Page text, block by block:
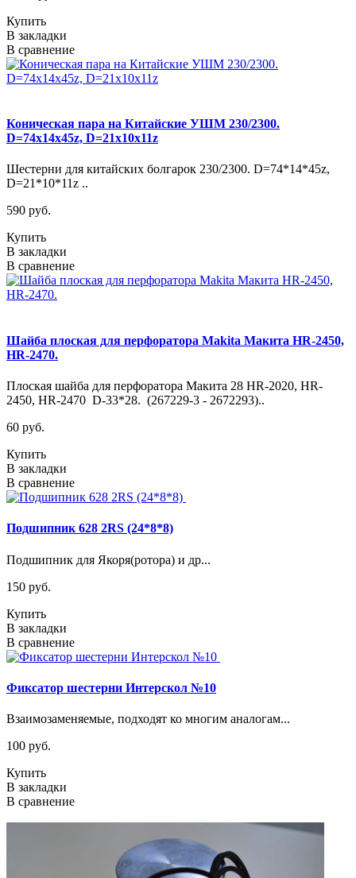
Купить
В закладки
В сравнение
Коническая пара на Китайские УШМ 230/2300.
D=74х14х45z, D=21х10х11z
Шестерни для китайских болгарок 230/2300. D=74*14*45z,
D=21*10*11z ..
590 руб.
Купить
В закладки
В сравнение
Шайба плоская для перфоратора Makita Макита HR-2450,
HR-2470.
Плоская шайба для перфоратора Макита 28 HR-2020, HR-
2450, HR-2470 D-33*28. (267229-3 - 2672293)..
60 руб.
Купить
В закладки
В сравнение
Подшипник 628 2RS (24*8*8)
Подшипник для Якоря(ротора) и др...
150 руб.
Купить
В закладки
В сравнение
Фиксатор шестерни Интерскол №10
Взаимозаменяемые, подходят ко многим аналогам...
100 руб.
Купить
В закладки
В сравнение